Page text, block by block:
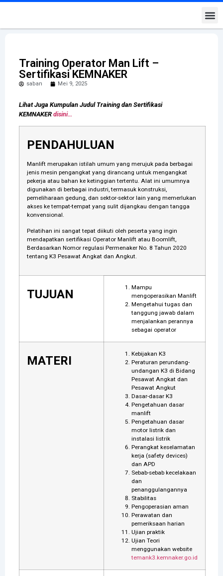
Training Operator Man Lift –
Sertifikasi KEMNAKER
saban Mei 9, 2025
Lihat Juga Kumpulan Judul Training dan Sertifikasi
KEMNAKER disini…
PENDAHULUAN
Manlift merupakan istilah umum yang merujuk pada berbagai
jenis mesin pengangkat yang dirancang untuk mengangkat
pekerja atau bahan ke ketinggian tertentu. Alat ini umumnya
digunakan di berbagai industri, termasuk konstruksi,
pemeliharaan gedung, dan sektor-sektor lain yang memerlukan
akses ke tempat-tempat yang sulit dijangkau dengan tangga
konvensional.
Pelatihan ini sangat tepat diikuti oleh peserta yang ingin
mendapatkan sertifikasi Operator Manlift atau Boomlift,
Berdasarkan Nomor regulasi Permenaker No. 8 Tahun 2020
tentang K3 Pesawat Angkat dan Angkut.
TUJUAN
Mampu
mengoperasikan Manlift
Mengetahui tugas dan
tanggung jawab dalam
menjalankan perannya
sebagai operator
MATERI
Kebijakan K3
Peraturan perundang-
undangan K3 di Bidang
Pesawat Angkat dan
Pesawat Angkut
Dasar-dasar K3
Pengetahuan dasar
manlift
Pengetahuan dasar
motor listrik dan
instalasi listrik
Perangkat keselamatan
kerja (safety devices)
dan APD
Sebab-sebab kecelakaan
dan
penanggulangannya
Stabilitas
Pengoperasian aman
Perawatan dan
pemeriksaan harian
Ujian praktik
Ujian Teori
menggunakan website
temank3.kemnaker.go.id